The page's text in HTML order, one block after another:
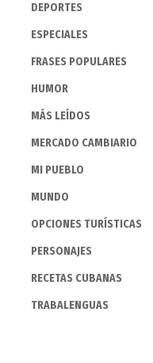
DEPORTES
ESPECIALES
FRASES POPULARES
HUMOR
MÁS LEÍDOS
MERCADO CAMBIARIO
MI PUEBLO
MUNDO
OPCIONES TURÍSTICAS
PERSONAJES
RECETAS CUBANAS
TRABALENGUAS